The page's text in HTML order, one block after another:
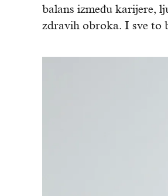
balans između karijere,
zdravih obroka. I sve to